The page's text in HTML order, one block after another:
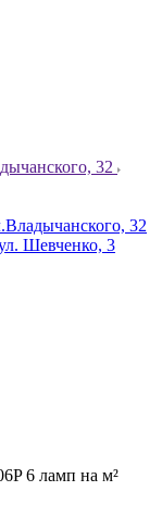
32
32
Шевченко, 3
6 ламп на м²